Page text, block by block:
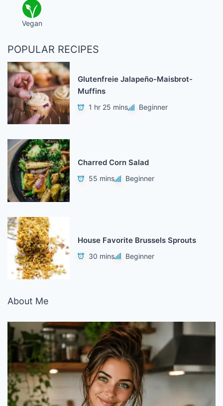
Vegan
POPULAR RECIPES
Glutenfreie Jalapeño-Maisbrot-
Muffins
1 hr 25 mins Beginner
Charred Corn Salad
55 mins Beginner
House Favorite Brussels Sprouts
30 mins Beginner
About Me